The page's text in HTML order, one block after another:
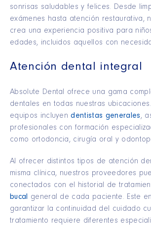
sonrisas saludables y felices. Desde
exámenes hasta atención restaurativa,
crea una experiencia positiva para
edades, incluidos aquellos con
Atención dental integral
Absolute Dental ofrece una gama
dentales en todas nuestras
equipos incluyendentistas generales,
profesionales con formación
como ortodoncia, cirugía oral y
Al ofrecer distintos tipos de atención
misma clínica, nuestros proveedores
conectados con el historial de
bucal general de cada paciente. Este
garantizar la continuidad del cuidado
tratamiento requiere diferentes